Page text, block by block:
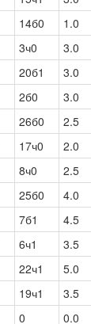
14б0 1.0
3ч0 3.0
20б1 3.0
2б0 3.0
26б0 2.5
17ч0 2.0
8ч0 2.5
25б0 4.0
7б1 4.5
6ч1 3.5
22ч1 5.0
19ч1 3.5
0 0.0